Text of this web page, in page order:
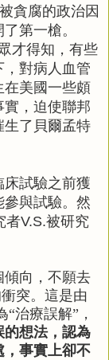
貪腐的政治因
第一槍。
才得知，有些
對病人血管
美國一些頗
，迫使聯邦
了貝爾孟特
試驗之前獲
與試驗。然
者V.S.被研究
傾向，不願去
突。這是由
治療誤解”，
的想法，認為
，事實上卻不